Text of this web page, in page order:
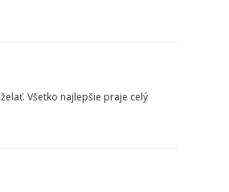
Všetko najlepšie praje celý